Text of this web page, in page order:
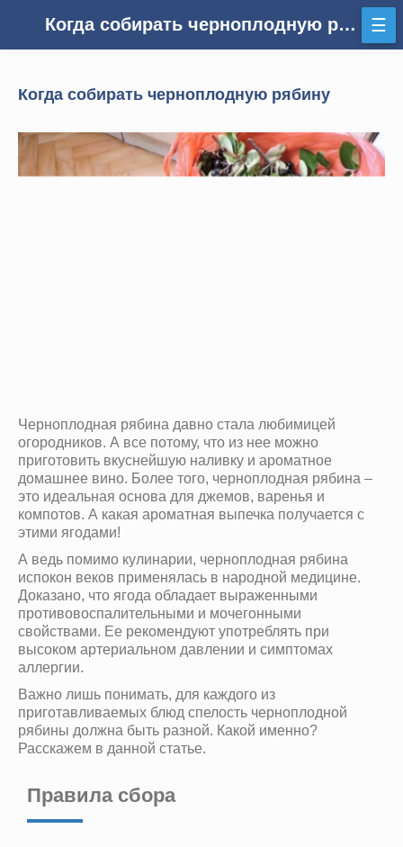
Когда собирать черноплодную рябину ☰
Когда собирать черноплодную рябину
Черноплодная рябина давно стала любимицей
огородников. А все потому, что из нее можно
приготовить вкуснейшую наливку и ароматное
домашнее вино. Более того, черноплодная рябина –
это идеальная основа для джемов, варенья и
компотов. А какая ароматная выпечка получается с
этими ягодами!
А ведь помимо кулинарии, черноплодная рябина
испокон веков применялась в народной медицине.
Доказано, что ягода обладает выраженными
противовоспалительными и мочегонными
свойствами. Ее рекомендуют употреблять при
высоком артериальном давлении и симптомах
аллергии.
Важно лишь понимать, для каждого из
приготавливаемых блюд спелость черноплодной
рябины должна быть разной. Какой именно?
Расскажем в данной статье.
Правила сбора